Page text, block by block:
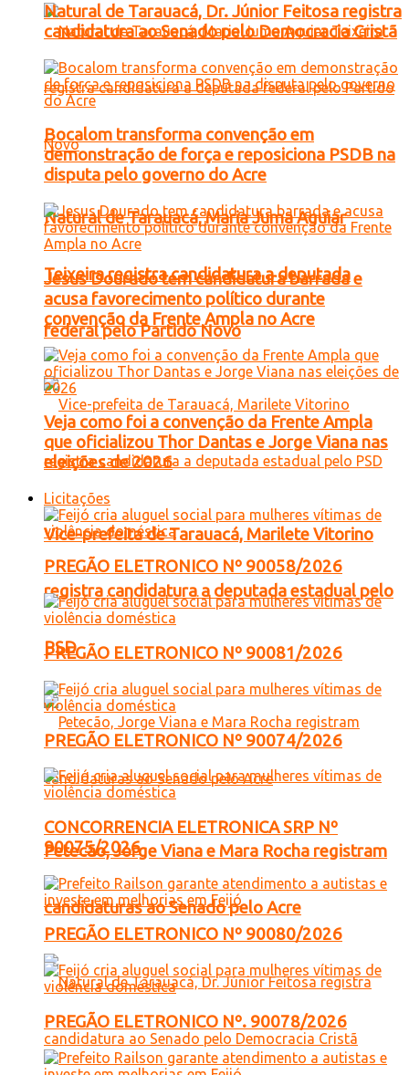
Natural de Tarauacá, Maria Juma Aguiar
Teixeira registra candidatura a deputada
federal pelo Partido Novo
Vice-prefeita de Tarauacá, Marilete Vitorino
registra candidatura a deputada estadual pelo
PSD
Petecão, Jorge Viana e Mara Rocha registram
candidaturas ao Senado pelo Acre
Natural de Tarauacá, Dr. Júnior Feitosa registra
candidatura ao Senado pelo Democracia Cristã
Bocalom transforma convenção em
demonstração de força e reposiciona PSDB na
disputa pelo governo do Acre
Jesus Dourado tem candidatura barrada e
acusa favorecimento político durante
convenção da Frente Ampla no Acre
Veja como foi a convenção da Frente Ampla
que oficializou Thor Dantas e Jorge Viana nas
eleições de 2026
Licitações
PREGÃO ELETRONICO Nº 90058/2026
PREGÃO ELETRONICO Nº 90081/2026
PREGÃO ELETRONICO Nº 90074/2026
CONCORRENCIA ELETRONICA SRP Nº
90075/2026
PREGÃO ELETRONICO Nº 90080/2026
PREGÃO ELETRONICO Nº. 90078/2026